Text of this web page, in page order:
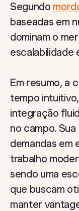
Segundo
baseadas em
dominam o
escalabilidade
Em resumo, a
tempo
integração
no campo.
demandas em
trabalho
sendo uma
que buscam
manter